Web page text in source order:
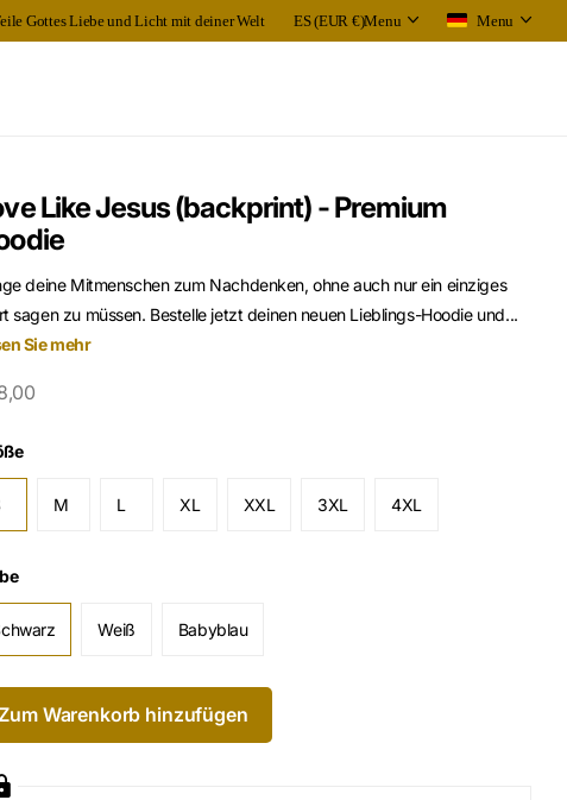
Gottes Liebe und Licht mit deiner Welt ES (EUR €)Menu Menu
Like Jesus (backprint) - Premium
deine Mitmenschen zum Nachdenken, ohne auch nur ein einziges
sagen zu müssen. Bestelle jetzt deinen neuen Lieblings-Hoodie und...
Sie mehr
M L XL XXL 3XL 4XL
Weiß Babyblau
Warenkorb hinzufügen